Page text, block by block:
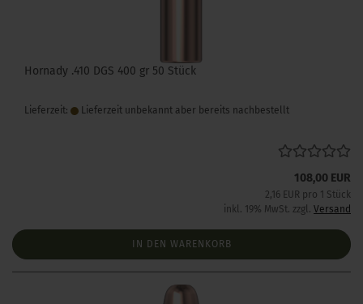
Hornady .410 DGS 400 gr 50 Stück
Lieferzeit: Lieferzeit unbekannt aber bereits nachbestellt
108,00 EUR
2,16 EUR pro 1 Stück
inkl. 19% MwSt. zzgl. Versand
IN DEN WARENKORB